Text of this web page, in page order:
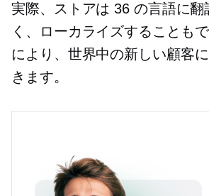
実際、ストアは 36 の言語に翻
く、ローカライズすることも
により、世界中の新しい顧客
きます。